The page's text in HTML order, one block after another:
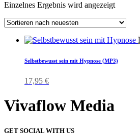
Einzelnes Ergebnis wird angezeigt
Selbstbewusst sein mit Hypnose (MP3)
17,95 €
Vivaflow Media
GET SOCIAL WITH US